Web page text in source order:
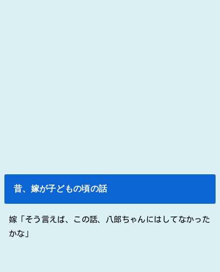
昔、嫁が子どもの頃の話
嫁「そう言えば、この話、八郎ちゃんにはしてなかった
かな」